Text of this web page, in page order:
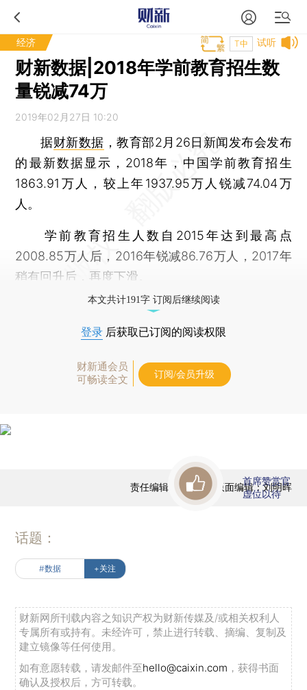
经济 试听
T中
财新数据|2018年学前教育招生数
量锐减74万
2019年02月27日 10:20
据财新数据 ，教育部2月26日新闻发布会发布
的最新数据显示，2018年，中国学前教育招生
1863.91万人，较上年1937.95万人锐减74.04万
人。
学前教育招生人数自2015年达到最高点
2008.85万人后，2016年锐减86.76万人，2017年
稍有回升后，再度下滑。
本文共计191字 订阅后继续阅读
登录 后获取已订阅的阅读权限
财新通会员
可畅读全文
订阅/会员升级
责任编辑：田铁军 | 版面编辑：刘明晖
首席赞赏官
虚位以待
话题：
#数据 +关注
财新网所刊载内容之知识产权为财新传媒及/或相关权利人
专属所有或持有。未经许可，禁止进行转载、摘编、复制及
建立镜像等任何使用。
如有意愿转载，请发邮件至hello@caixin.com ，获得书面
确认及授权后，方可转载。